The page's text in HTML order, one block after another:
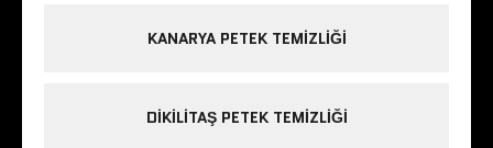
KANARYA PETEK TEMIZLIĞI
DIKILITAŞ PETEK TEMIZLIĞI